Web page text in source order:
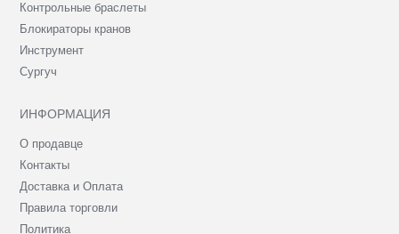
Контрольные браслеты
Блокираторы кранов
Инструмент
Сургуч
ИНФОРМАЦИЯ
О продавце
Контакты
Доставка и Оплата
Правила торговли
Политика